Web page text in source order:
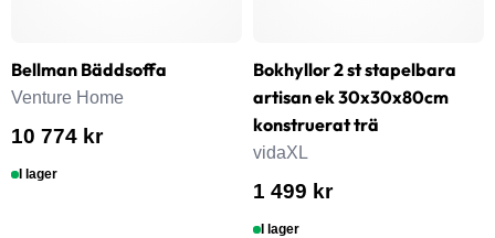
Bellman Bäddsoffa
Venture Home
10 774 kr
I lager
Bokhyllor 2 st stapelbara
artisan ek 30x30x80cm
konstruerat trä
vidaXL
1 499 kr
I lager